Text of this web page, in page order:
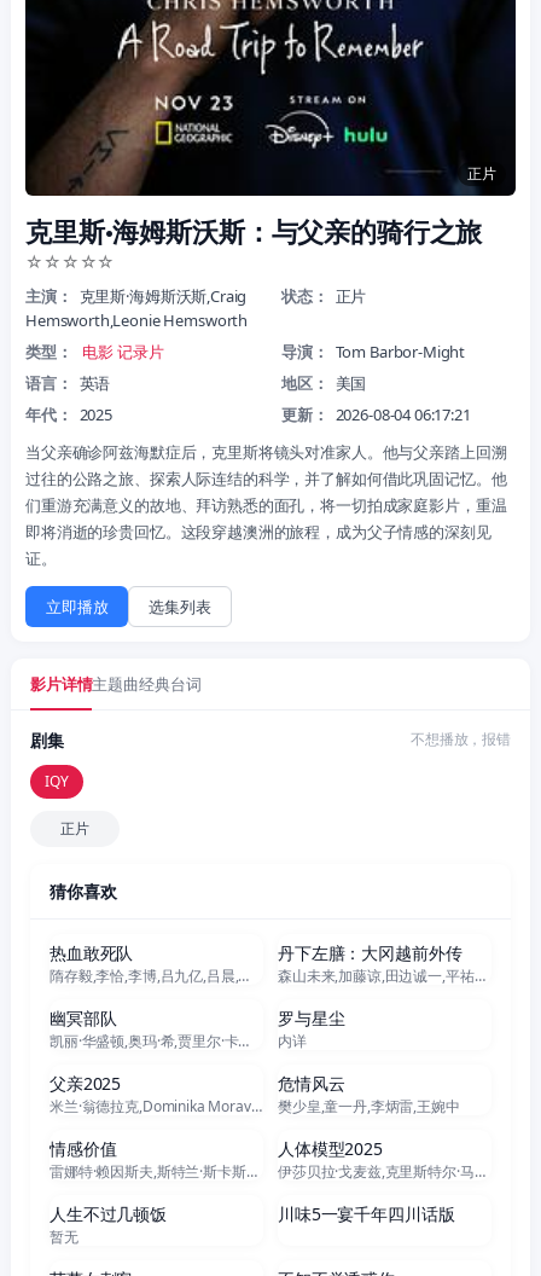
正片
克里斯·海姆斯沃斯：与父亲的骑行之旅
☆ ☆ ☆ ☆☆
主演：
克里斯·海姆斯沃斯,Craig
Hemsworth,Leonie Hemsworth
状态： 正片
类型： 电影记录片 导演：
Tom Barbor-Might
语言：
英语 地区：
美国
年代：
2025 更新：
2026-08-04 06:17:21
当父亲确诊阿兹海默症后，克里斯将镜头对准家人。他与父亲踏上回溯
过往的公路之旅、探索人际连结的科学，并了解如何借此巩固记忆。他
们重游充满意义的故地、拜访熟悉的面孔，将一切拍成家庭影片，重温
即将消逝的珍贵回忆。这段穿越澳洲的旅程，成为父子情感的深刻见
证。
立即播放 选集列表
影片详情主题曲经典台词
剧集 不想播放，报错
IQY
正片
猜你喜欢
热血敢死队
隋存毅,李恰,李博,吕九亿,吕晨,王锦,刘小宾,杨明,冯奕鸣
丹下左膳：大冈越前外传
森山未来,加藤谅,田边诚一,平祐奈,每熊克哉,榎木孝明,黑木华,宇梶刚士,高桥克典,福士诚治,相岛一之,田村亮,横内正
正片
幽冥部队
凯丽·华盛顿,奥玛·希,贾里尔·卡马拉,马克·斯特朗,达明·乔伊·伦道夫,马索·曼恩,马歇尔·库克,爱德·奎恩,马文·琼斯三世,杰内尔·史蒂文斯,萨拉·贝克,娜塔利娅·雷耶斯,安柚鑫,Carlos Rey del Castillo,奥特玛拉·马蕾罗,Jhon Calderon,Juan Sebastián Castañeda,Enzo Morales,Diego Caldas,杰克·塔珀
正片
罗与星尘
内详
正片
父亲2025
米兰·翁德拉克,Dominika Moravkova,安娜·盖伊斯洛娃
危情风云
樊少皇,童一丹,李炳雷,王婉中
正片
情感价值
雷娜特·赖因斯夫,斯特兰·斯卡斯加德,英加·伊布斯多特·莉莉亚斯,艾丽·范宁,安德斯·丹尼尔森·李,加斯帕·克里斯滕森,莱娜·恩卓,科里·迈克尔·史密斯,凯瑟琳·科恩,Andreas Stoltenberg Granerud,Øyvind Hesjedal Loven,拉斯·瓦林格,Ida Marianne Vassbotn Klasson,Vilde Søyland,Sigrid Lorentzen Abelsnes,Mari Strand Ferstad,Eiril Tormodsdatter Sol
正片
人体模型2025
伊莎贝拉·戈麦兹,克里斯特尔·马丁,林赛·拉旺希
全7集
人生不过几顿饭
暂无
全7集
川味5一宴千年四川话版